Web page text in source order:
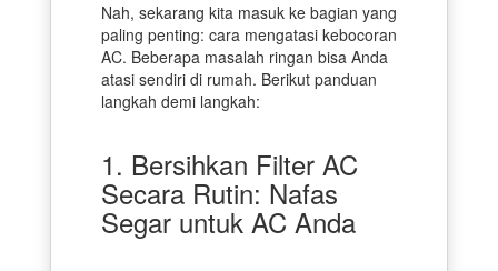
Nah, sekarang kita masuk ke bagian yang
paling penting: cara mengatasi kebocoran
AC. Beberapa masalah ringan bisa Anda
atasi sendiri di rumah. Berikut panduan
langkah demi langkah:
1. Bersihkan Filter AC
Secara Rutin: Nafas
Segar untuk AC Anda